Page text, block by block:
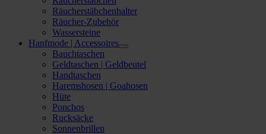
Räucherstäbchenhalter
Räucher-Zubehör
Wassersteine
Hanfmode | Accessoires
Bauchtaschen
Geldtaschen | Geldbeutel
Handtaschen
Haremshosen | Goahosen
Hüte
Ponchos
Rucksäcke
Sonnenbrillen